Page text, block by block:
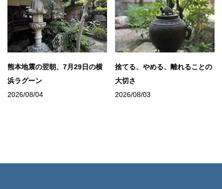
熊本地震の翌朝、7月29日の横
浜ラグーン
2026/08/04
捨てる、やめる、離れることの
大切さ
2026/08/03